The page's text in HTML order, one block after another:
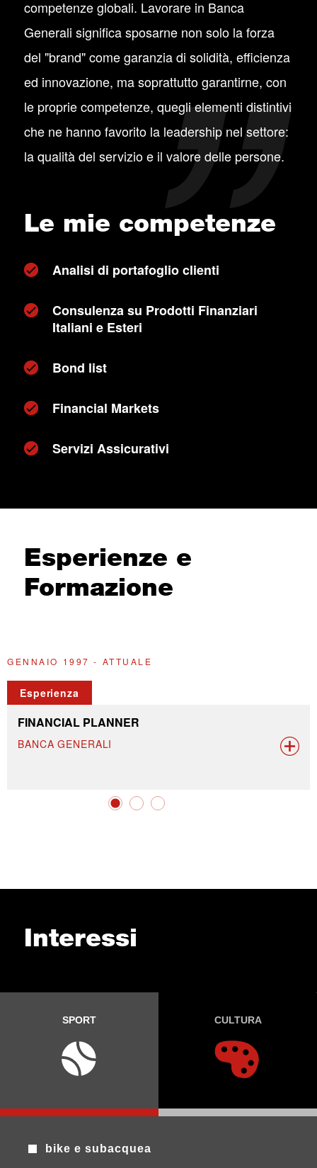
competenze globali. Lavorare in Banca
Generali significa sposarne non solo la forza
del "brand" come garanzia di solidità, efficienza
ed innovazione, ma soprattutto garantirne, con
le proprie competenze, quegli elementi distintivi
che ne hanno favorito la leadership nel settore:
la qualità del servizio e il valore delle persone.
Le mie competenze
Analisi di portafoglio clienti
Consulenza su Prodotti Finanziari
Italiani e Esteri
Bond list
Financial Markets
Servizi Assicurativi
Esperienze e
Formazione
GENNAIO 1997 - ATTUALE
Esperienza
FINANCIAL PLANNER
BANCA GENERALI
Interessi
SPORT CULTURA
bike e subacquea